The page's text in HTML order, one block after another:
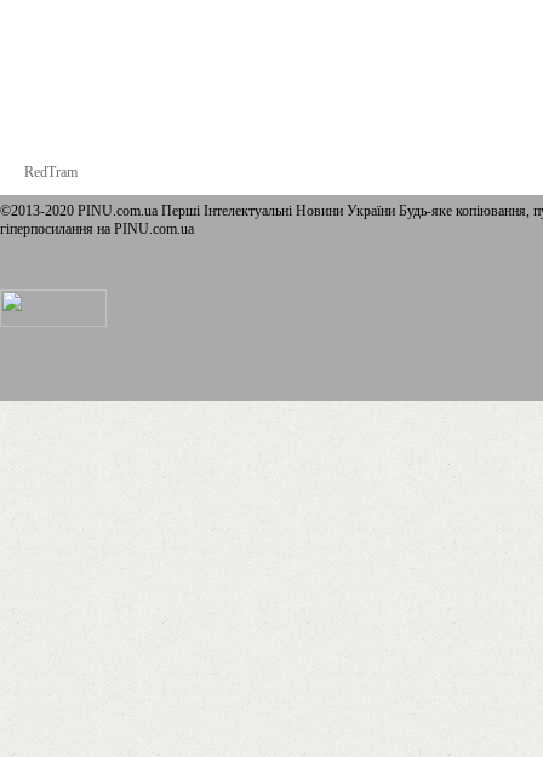
RedTram
©2013-2020 PINU.com.ua Перші Інтелектуальні Новини України Будь-яке копiювання,
гіперпосилання на PINU.com.ua